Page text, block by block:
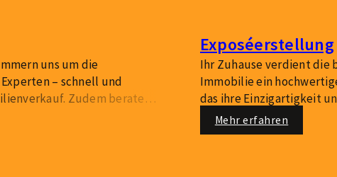
uns um die
– schnell und
Zudem beraten
Maßnahmen zur
Exposéerstellung
Ihr Zuhause verdient die
Immobilie ein
das ihre Einzigartigkeit
präsentiert – mit
Beschreibungen und
Mehr erfahren